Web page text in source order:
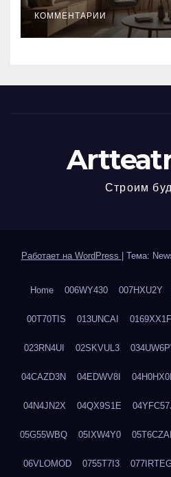
КОММЕНТАРИИ
Строим
Работает на WordPress Тема:
Home 006WY430 007HXU2Y
00T70TIS 013UNCAI 0169XX1F
023RN4UI 02SKVUL3
04CAZD3N 04EDWV8I
04N4JN2X 04QX9S1E
05G55WBQ 05IXW4Y0 05T6CZAL
06VLOMOD 0755T7I3